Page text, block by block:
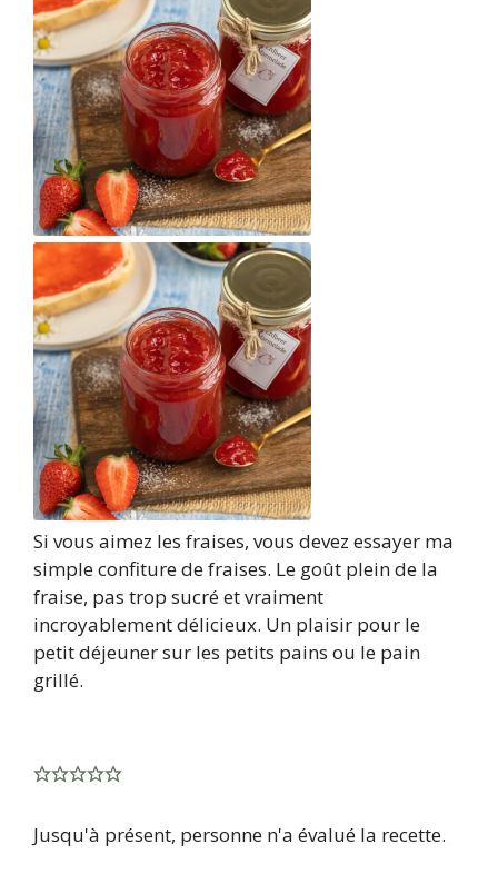
Si vous aimez les fraises, vous devez essayer ma
simple confiture de fraises. Le goût plein de la
fraise, pas trop sucré et vraiment
incroyablement délicieux. Un plaisir pour le
petit déjeuner sur les petits pains ou le pain
grillé.
Jusqu'à présent, personne n'a évalué la recette.